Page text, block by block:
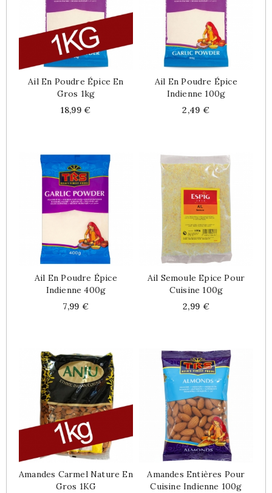
Ail En Poudre Épice En
Gros 1kg
Price
18,99 €
Ail En Poudre Épice
Indienne 100g
Price
2,49 €
Ail En Poudre Épice
Indienne 400g
Price
7,99 €
Ail Semoule Epice Pour
Cuisine 100g
Price
2,99 €
Amandes Carmel Nature En
Gros 1KG
Amandes Entières Pour
Cuisine Indienne 100g